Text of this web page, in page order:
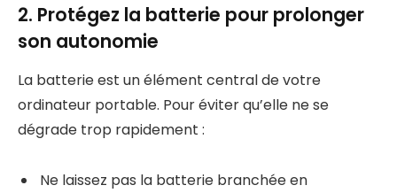
2. Protégez la batterie pour prolonger
son autonomie
La batterie est un élément central de votre
ordinateur portable. Pour éviter qu’elle ne se
dégrade trop rapidement :
Ne laissez pas la batterie branchée en